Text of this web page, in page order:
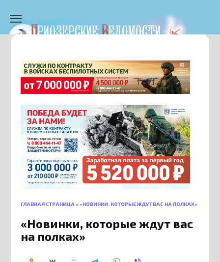
содержанию
ГЛАВНАЯ СТРАНИЦА » «НОВИНКИ, КОТОРЫЕ ЖДУТ ВАС НА ПОЛКАХ»
«Новинки, которые ждут вас
на полках»